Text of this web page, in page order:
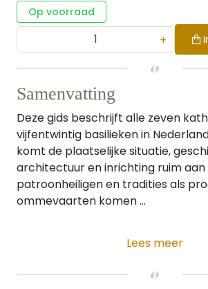
Op voorraad
+
Samenvatting
Deze gids beschrijft alle zeven
vijfentwintig basilieken in
komt de plaatselijke situatie,
architectuur en inrichting ruim aan
patroonheiligen en tradities als
ommevaarten komen ...
Lees meer